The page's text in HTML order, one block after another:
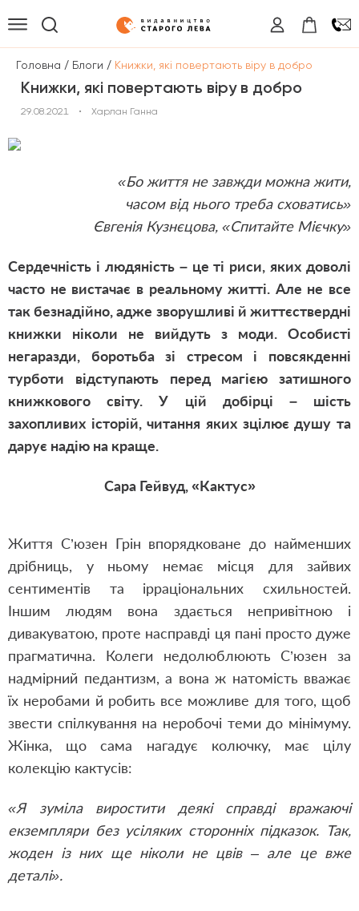
Головна / Блоги / Книжки, які повертають віру в добро
Книжки, які повертають віру в добро
29.08.2021 • Харлан Ганна
«Бо життя не завжди можна жити,
часом від нього треба сховатись»
Євгенія Кузнєцова, «Спитайте Мієчку»
Сердечність і людяність – це ті риси, яких доволі
часто не вистачає в реальному житті. Але не все
так безнадійно, адже зворушливі й життєствердні
книжки ніколи не вийдуть з моди. Особисті
негаразди, боротьба зі стресом і повсякденні
турботи відступають перед магією затишного
книжкового світу. У цій добірці – шість
захопливих історій, читання яких зцілює душу та
дарує надію на краще.
Сара Гейвуд, «Кактус»
Життя С’юзен Грін впорядковане до найменших
дрібниць, у ньому немає місця для зайвих
сентиментів та ірраціональних схильностей.
Іншим людям вона здається непривітною і
дивакуватою, проте насправді ця пані просто дуже
прагматична. Колеги недолюблюють С’юзен за
надмірний педантизм, а вона ж натомість вважає
їх неробами й робить все можливе для того, щоб
звести спілкування на неробочі теми до мінімуму.
Жінка, що сама нагадує колючку, має цілу
колекцію кактусів:
«Я зуміла виростити деякі справді вражаючі
екземпляри без усіляких сторонніх підказок. Так,
жоден із них ще ніколи не цвів – але це вже
деталі».